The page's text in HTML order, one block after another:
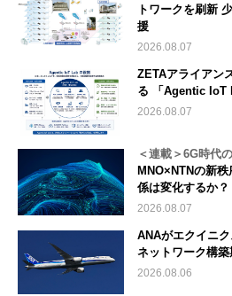
トワークを刷新
援
2026.08.07
ZETAアライアン
る 「Agentic IoT
2026.08.07
＜連載＞6G時代
MNO×NTNの新
係は変化するか？
2026.08.07
ANAがエクイニク
ネットワーク構
2026.08.06